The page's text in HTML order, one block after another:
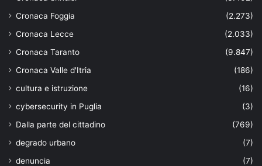
Cronaca Foggia
(2.273)
Cronaca Lecce
(2.033)
Cronaca Taranto
(9.847)
Cronaca Valle d'Itria
(186)
cultura e istruzione
(16)
cybersecurity in Puglia
(3)
Dalla parte del cittadino
(769)
degrado urbano
(7)
denuncia
(7)